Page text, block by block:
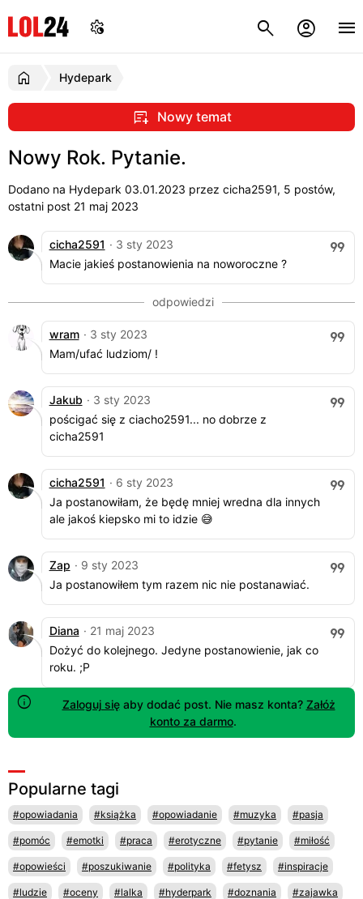
Hydepark
Nowy temat
Nowy Rok. Pytanie.
Dodano na Hydepark 03.01.2023 przez cicha2591, 5 postów,
ostatni post 21 maj 2023
cicha2591 · 3 sty 2023
Macie jakieś postanowienia na noworoczne ?
wram · 3 sty 2023
Mam/ufać ludziom/ !
Jakub · 3 sty 2023
pościgać się z ciacho2591... no dobrze z
cicha2591
cicha2591 · 6 sty 2023
Ja postanowiłam, że będę mniej wredna dla innych
ale jakoś kiepsko mi to idzie 😅
Zap · 9 sty 2023
Ja postanowiłem tym razem nic nie postanawiać.
Diana · 21 maj 2023
Dożyć do kolejnego. Jedyne postanowienie, jak co
roku. ;P
Zaloguj sięaby dodać post. Nie masz konta? Załóż
konto za darmo.
Popularne tagi
#opowiadania #książka #opowiadanie #muzyka #pasja
#pomóc #emotki #praca #erotyczne #pytanie #miłość
#opowieści #poszukiwanie #polityka #fetysz #inspiracje
#ludzie #oceny #lalka #hyderpark #doznania #zajawka